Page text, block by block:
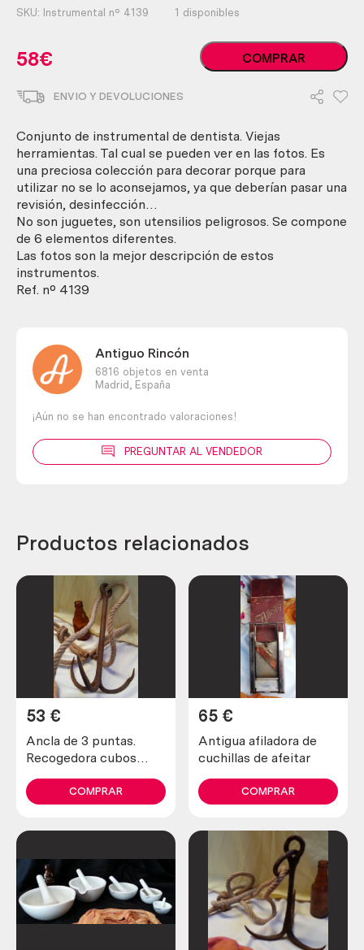
SKU: Instrumental nº 4139 1 disponibles
58€
Instrumental
quirúrgico
cantidad
COMPRAR
ENVIO Y DEVOLUCIONES
Conjunto de instrumental de dentista. Viejas
herramientas. Tal cual se pueden ver en las fotos. Es
una preciosa colección para decorar porque para
utilizar no se lo aconsejamos, ya que deberían pasar una
revisión, desinfección…
No son juguetes, son utensilios peligrosos. Se compone
de 6 elementos diferentes.
Las fotos son la mejor descripción de estos
instrumentos.
Ref. nº 4139
Antiguo Rincón
6816 objetos en venta
Madrid,
España
¡Aún no se han encontrado valoraciones!
PREGUNTAR AL VENDEDOR
Productos relacionados
Ancla de 3 puntas.
Recogedora cubos
soga incluida.
53 €
COMPRAR
Antigua afiladora de
cuchillas de afeitar
65 €
COMPRAR